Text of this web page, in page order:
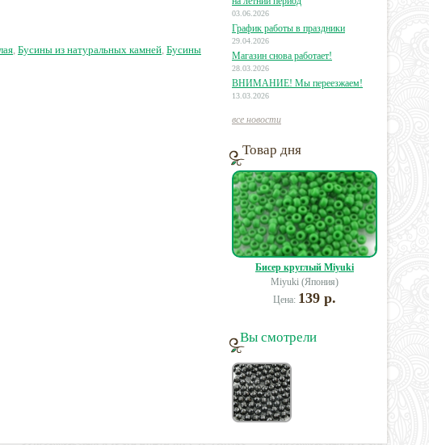
33 руб. 273 руб.
, Бусины из натуральных камней, Бусины
03.06.2026
График работы в праздники
29.04.2026
Магазин снова работает!
28.03.2026
ВНИМАНИЕ! Мы переезжаем!
13.03.2026
все новости
Товар дня
Бисер круглый Miyuki
Miyuki (Япония)
Цена: 139 р.
Вы смотрели